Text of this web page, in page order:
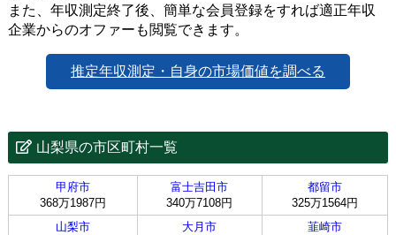
また、年収測定終了後、簡単な会員登録をすれば適正年収
企業からのオファーも閲覧できます。
推定年収測定・自身の市場価値を調べる
山梨県の市区町村一覧
甲府市
368万1987円
富士吉田市
340万7108円
都留市
325万1564円
山梨市
大月市
韮崎市